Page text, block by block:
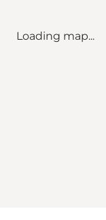
Loading map...